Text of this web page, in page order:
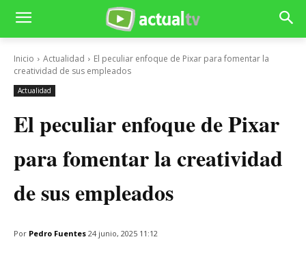
Inicio Actualidad
El peculiar enfoque de Pixar para fomentar la
creatividad de sus empleados
Actualidad
El peculiar enfoque de Pixar
para fomentar la creatividad
de sus empleados
Por Pedro Fuentes 24 junio, 2025 11:12